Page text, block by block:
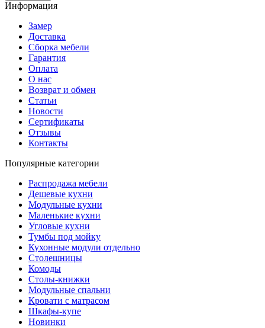
Информация
Замер
Доставка
Сборка мебели
Гарантия
Оплата
О нас
Возврат и обмен
Статьи
Новости
Сертификаты
Отзывы
Контакты
Популярные категории
Распродажа мебели
Дешевые кухни
Модульные кухни
Маленькие кухни
Угловые кухни
Тумбы под мойку
Кухонные модули отдельно
Столешницы
Комоды
Столы-книжки
Модульные спальни
Кровати с матрасом
Шкафы-купе
Новинки